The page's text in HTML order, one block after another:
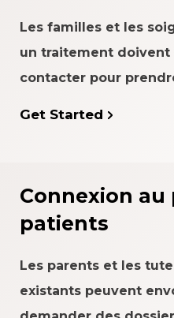
Les familles et les
un traitement doivent
contacter pour
Get Started
Connexion
patients
Les parents et les
existants peuvent